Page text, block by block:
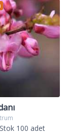
100 adet